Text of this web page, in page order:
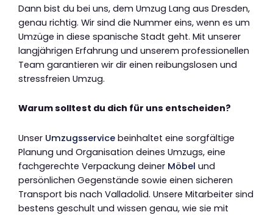
Dann bist du bei uns, dem Umzug Lang aus Dresden,
genau richtig. Wir sind die Nummer eins, wenn es um
Umzüge in diese spanische Stadt geht. Mit unserer
langjährigen Erfahrung und unserem professionellen
Team garantieren wir dir einen reibungslosen und
stressfreien Umzug.
Warum solltest du dich für uns entscheiden?
Unser Umzugsservice beinhaltet eine sorgfältige
Planung und Organisation deines Umzugs, eine
fachgerechte Verpackung deiner Möbel und
persönlichen Gegenstände sowie einen sicheren
Transport bis nach Valladolid. Unsere Mitarbeiter sind
bestens geschult und wissen genau, wie sie mit